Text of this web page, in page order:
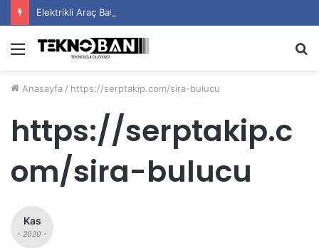
Elektrikli Araç Bataryalarının Ömrü Nasıl Uzatılır?
Menü
Anasayfa / https://serptakip.com/sira-bulucu
https://serptakip.c
om/sira-bulucu
Kas
- 2020 -